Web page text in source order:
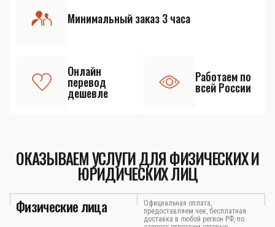
Минимальный заказ 3 часа
Онлайн
перевод
дешевле
Работаем по
всей России
ОКАЗЫВАЕМ УСЛУГИ ДЛЯ ФИЗИЧЕСКИХ И
ЮРИДИЧЕСКИХ ЛИЦ
Физические лица
Официальная оплата,
предоставляем чек, бесплатная
доставка в любой регион РФ, по